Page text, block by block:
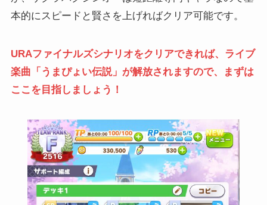
本的にスピードと賢さを上げればクリア可能です。
URAファイナルズシナリオをクリアできれば、ライブ
楽曲「うまぴょい伝説」が解放されますので、まずは
ここを目指しましょう！